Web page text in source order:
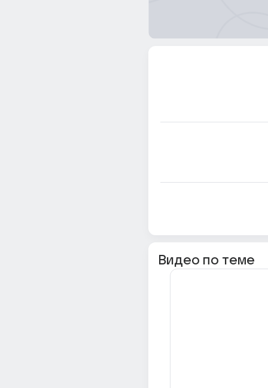
Видео по теме